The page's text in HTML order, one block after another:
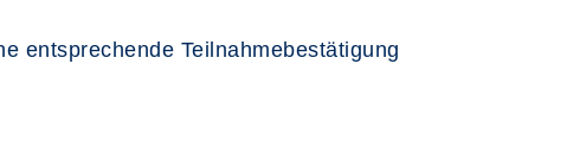
entsprechende Teilnahmebestätigung